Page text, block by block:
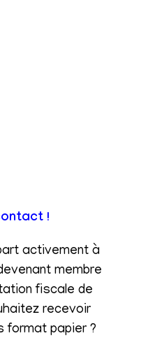
!
activement à
membre
fiscale de
recevoir
format papier ?